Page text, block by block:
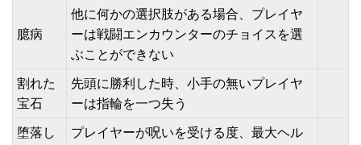
臆病
他に何かの選択肢がある場合、プレイヤ
ーは戦闘エンカウンターのチョイスを選
ぶことができない
割れた
宝石
先頭に勝利した時、小手の無いプレイヤ
ーは指輪を一つ失う
堕落し
プレイヤーが呪いを受ける度、最大ヘル